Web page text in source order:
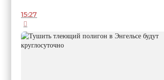
15:27